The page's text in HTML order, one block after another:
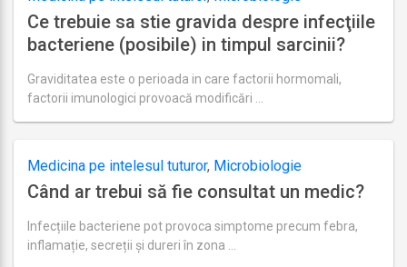
Ce trebuie sa stie gravida despre infecţiile
bacteriene (posibile) in timpul sarcinii?
Graviditatea este o perioada in care factorii hormomali,
factorii imunologici provoacă modificări …
2018
Medicina pe intelesul tuturor, Microbiologie
Când ar trebui să fie consultat un medic?
Infecțiile bacteriene pot provoca simptome precum febra,
inflamație, secreții și dureri în zona …